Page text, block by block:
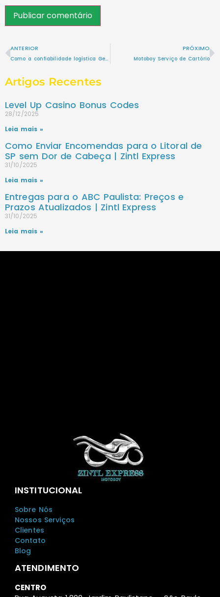
ANTERIOR
Como a confiabilidade logística Gera Valor para Empresas e Clientes
PRÓXIMO
Motoboy Serviço de Cartório
Artigos Recentes
Level Up Casino Bonus Codes
28/12/2025
Leia mais »
Como Enviar Encomendas para o Litoral de
SP sem Dor de Cabeça | Zintl Express
31/10/2025
Leia mais »
Entregas para o ABC Paulista: Preços e
Prazos Atualizados | Zintl Express
31/10/2025
Leia mais »
INSTITUCIONAL
Sobre Nós
Nossos Serviços
Clientes
Contato
Blog
ATENDIMENTO
CENTRO